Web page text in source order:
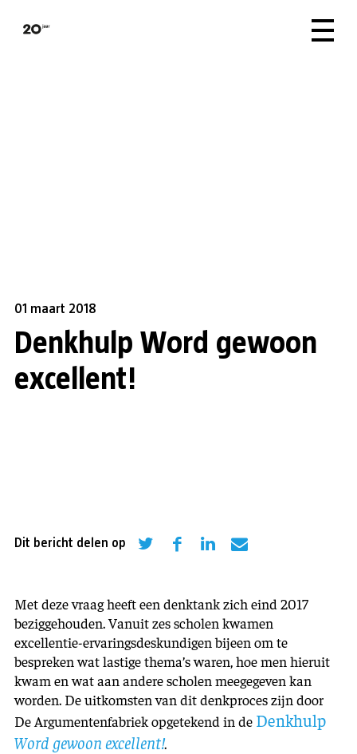
01 maart 2018
Denkhulp Word gewoon
excellent!
Dit bericht delen op
Met deze vraag heeft een denktank zich eind 2017
beziggehouden. Vanuit zes scholen kwamen
excellentie-ervaringsdeskundigen bijeen om te
bespreken wat lastige thema’s waren, hoe men hieruit
kwam en wat aan andere scholen meegegeven kan
worden. De uitkomsten van dit denkproces zijn door
De Argumentenfabriek opgetekend in de Denkhulp
Word gewoon excellent!.